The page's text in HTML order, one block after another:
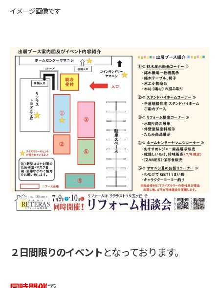
イメージ画像です
２日間限りのイベント となっております。